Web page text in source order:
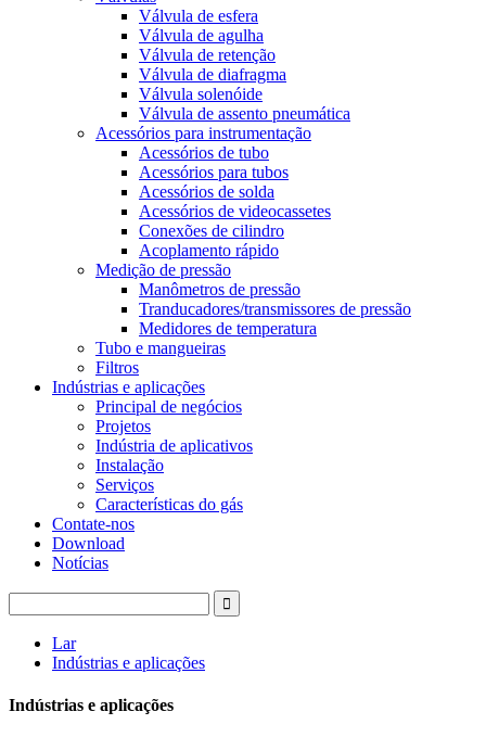
Válvula de esfera
Válvula de agulha
Válvula de retenção
Válvula de diafragma
Válvula solenóide
Válvula de assento pneumática
Acessórios para instrumentação
Acessórios de tubo
Acessórios para tubos
Acessórios de solda
Acessórios de videocassetes
Conexões de cilindro
Acoplamento rápido
Medição de pressão
Manômetros de pressão
Tranducadores/transmissores de pressão
Medidores de temperatura
Tubo e mangueiras
Filtros
Indústrias e aplicações
Principal de negócios
Projetos
Indústria de aplicativos
Instalação
Serviços
Características do gás
Contate-nos
Download
Notícias
Lar
Indústrias e aplicações
Indústrias e aplicações